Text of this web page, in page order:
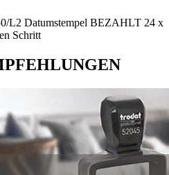
L2 Datumstempel BEZAHLT 24 x
Schritt